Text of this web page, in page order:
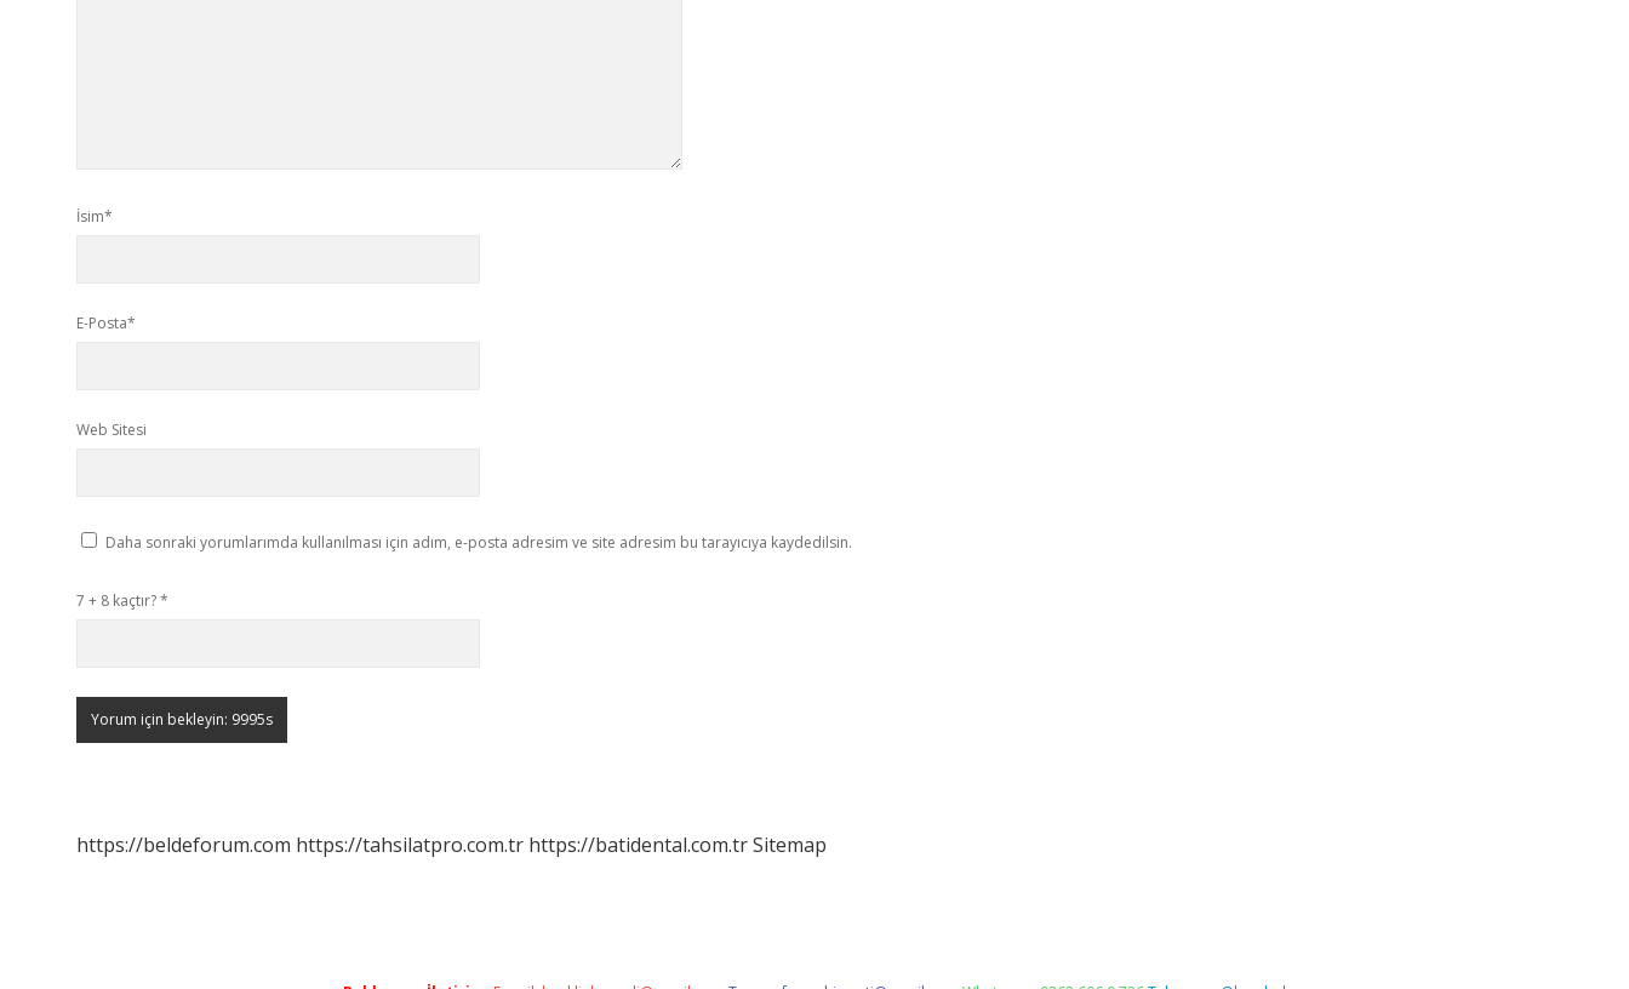
İsim*
E-Posta*
Web Sitesi
Daha sonraki yorumlarımda kullanılması için adım, e-posta adresim ve site adresim bu tarayıcıya kaydedilsin.
7 + 8 kaçtır?*
https://beldeforum.com https://tahsilatpro.com.tr https://batidental.com.trSitemap